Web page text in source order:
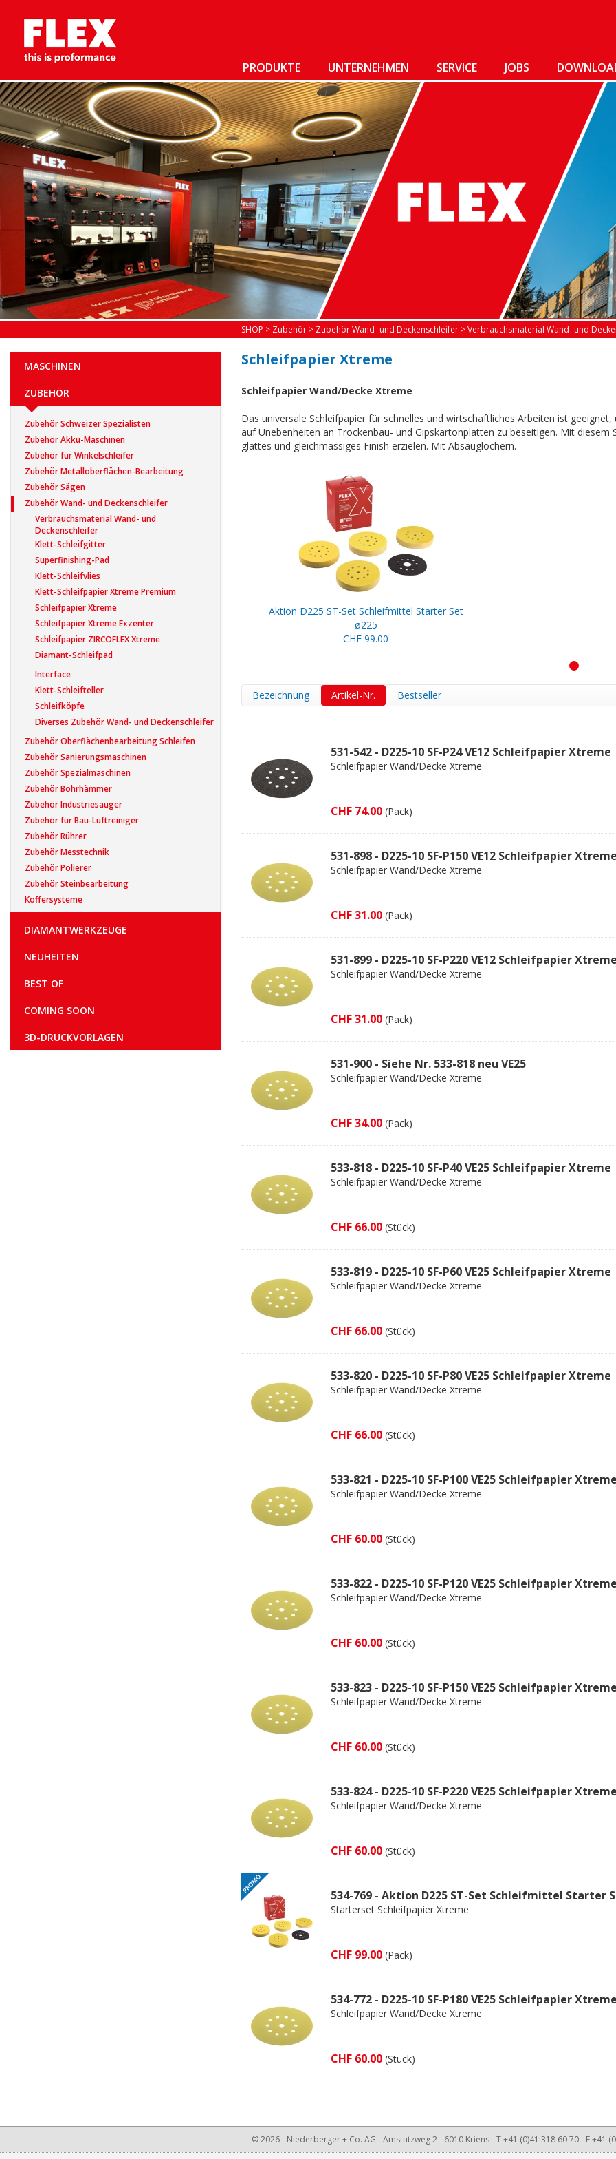
PRODUKTE UNTERNEHMEN SERVICE JOBS
MASCHINEN
ZUBEHÖR
Zubehör Schweizer Spezialisten
Zubehör Akku-Maschinen
Zubehör für Winkelschleifer
Zubehör Metalloberflächen-Bearbeitung
Zubehör Sägen
Zubehör Wand- und Deckenschleifer
Verbrauchsmaterial Wand- und
Deckenschleifer
Klett-Schleifgitter
Superfinishing-Pad
Klett-Schleifvlies
Klett-Schleifpapier Xtreme Premium
Schleifpapier Xtreme
Schleifpapier Xtreme Exzenter
Schleifpapier ZIRCOFLEX Xtreme
Diamant-Schleifpad
Interface
Klett-Schleifteller
Schleifköpfe
Diverses Zubehör Wand- und Deckenschleifer
Zubehör Oberflächenbearbeitung Schleifen
Zubehör Sanierungsmaschinen
Zubehör Spezialmaschinen
Zubehör Bohrhämmer
Zubehör Industriesauger
Zubehör für Bau-Luftreiniger
Zubehör Rührer
Zubehör Messtechnik
Zubehör Polierer
Zubehör Steinbearbeitung
Koffersysteme
DIAMANTWERKZEUGE
NEUHEITEN
BEST OF
COMING SOON
3D-DRUCKVORLAGEN
SHOP > Zubehör > Zubehör Wand- und Deckenschleifer >Verbrauchsmaterial Wand- und
Schleifpapier Xtreme
Schleifpapier Wand/Decke Xtreme
Das universale Schleifpapier für schnelles und wirtschaftliches Arbeiten ist
auf Unebenheiten an Trockenbau- und Gipskartonplatten zu beseitigen. Mit
glattes und gleichmässiges Finish erzielen. Mit Absauglöchern.
Aktion D225 ST-Set Schleifmittel Starter Set
ø225
CHF 99.00
1
Bezeichnung Artikel-Nr. Bestseller
531-542 - D225-10 SF-P24 VE12 Schleifpapier Xtreme
Schleifpapier Wand/Decke Xtreme
CHF 74.00 (Pack)
531-898 - D225-10 SF-P150 VE12 Schleifpapier
Schleifpapier Wand/Decke Xtreme
CHF 31.00 (Pack)
531-899 - D225-10 SF-P220 VE12 Schleifpapier
Schleifpapier Wand/Decke Xtreme
CHF 31.00 (Pack)
531-900 - Siehe Nr. 533-818 neu VE25
Schleifpapier Wand/Decke Xtreme
CHF 34.00 (Pack)
533-818 - D225-10 SF-P40 VE25 Schleifpapier Xtreme
Schleifpapier Wand/Decke Xtreme
CHF 66.00 (Stück)
533-819 - D225-10 SF-P60 VE25 Schleifpapier Xtreme
Schleifpapier Wand/Decke Xtreme
CHF 66.00 (Stück)
533-820 - D225-10 SF-P80 VE25 Schleifpapier Xtreme
Schleifpapier Wand/Decke Xtreme
CHF 66.00 (Stück)
533-821 - D225-10 SF-P100 VE25 Schleifpapier
Schleifpapier Wand/Decke Xtreme
CHF 60.00 (Stück)
533-822 - D225-10 SF-P120 VE25 Schleifpapier
Schleifpapier Wand/Decke Xtreme
CHF 60.00 (Stück)
533-823 - D225-10 SF-P150 VE25 Schleifpapier
Schleifpapier Wand/Decke Xtreme
CHF 60.00 (Stück)
533-824 - D225-10 SF-P220 VE25 Schleifpapier
Schleifpapier Wand/Decke Xtreme
CHF 60.00 (Stück)
534-769 - Aktion D225 ST-Set Schleifmittel Starter
Starterset Schleifpapier Xtreme
CHF 99.00 (Pack)
534-772 - D225-10 SF-P180 VE25 Schleifpapier
Schleifpapier Wand/Decke Xtreme
CHF 60.00 (Stück)
© 2026 - Niederberger + Co. AG - Amstutzweg 2 - 6010 Kriens - T +41 (0)41 318 60 70 - F +41